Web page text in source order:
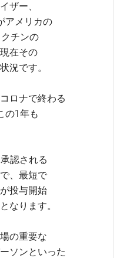
ザー、
アメリカの
チンの
在その
況です。
ロナで終わる
の1年も
認される
、最短で
投与開始
なります。
の重要な
ソンといった